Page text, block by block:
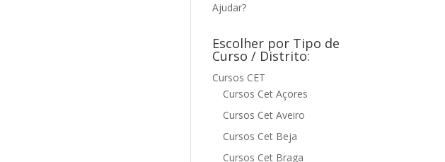
Ajudar?
Escolher por Tipo de
Curso / Distrito:
Cursos CET
Cursos Cet Açores
Cursos Cet Aveiro
Cursos Cet Beja
Cursos Cet Braga